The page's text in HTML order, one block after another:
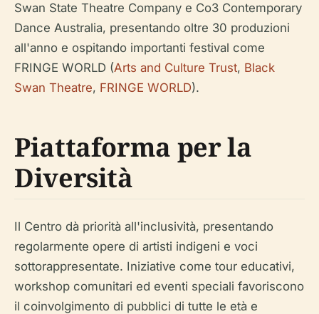
Swan State Theatre Company e Co3 Contemporary
Dance Australia, presentando oltre 30 produzioni
all'anno e ospitando importanti festival come
FRINGE WORLD (Arts and Culture Trust, Black
Swan Theatre, FRINGE WORLD).
Piattaforma per la
Diversità
Il Centro dà priorità all'inclusività, presentando
regolarmente opere di artisti indigeni e voci
sottorappresentate. Iniziative come tour educativi,
workshop comunitari ed eventi speciali favoriscono
il coinvolgimento di pubblici di tutte le età e